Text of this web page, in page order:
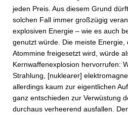
jeden Preis. Aus diesem Grund
solchen Fall immer großzügig
explosiven Energie – wie es auch
genutzt würde. Die meiste
Atommine freigesetzt wird, würde
Kernwaffenexplosion hervorrufen:
Strahlung, [nuklearer]
allerdings kaum zur eigentlichen
ganz entschieden zur Verwüstung
durchaus verheerend ausfallen.